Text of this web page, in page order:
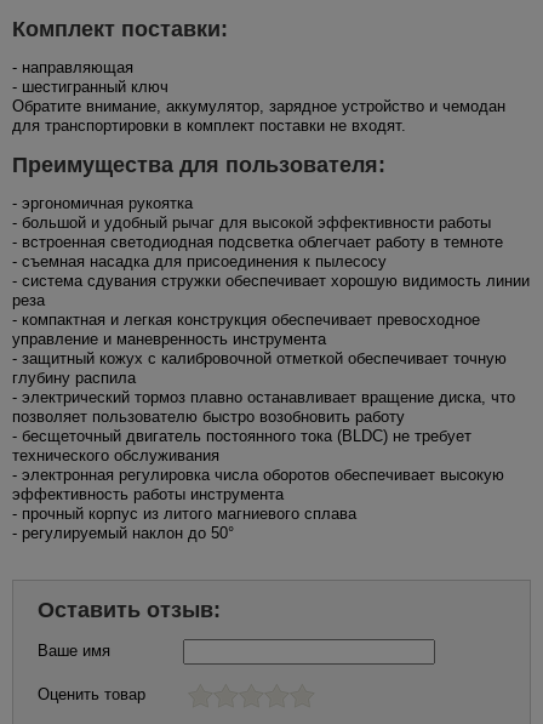
Комплект поставки:
- направляющая
- шестигранный ключ
Обратите внимание, аккумулятор, зарядное устройство и чемодан
для транспортировки в комплект поставки не входят.
Преимущества для пользователя:
- эргономичная рукоятка
- большой и удобный рычаг для высокой эффективности работы
- встроенная светодиодная подсветка облегчает работу в темноте
- съемная насадка для присоединения к пылесосу
- система сдувания стружки обеспечивает хорошую видимость линии
реза
- компактная и легкая конструкция обеспечивает превосходное
управление и маневренность инструмента
- защитный кожух с калибровочной отметкой обеспечивает точную
глубину распила
- электрический тормоз плавно останавливает вращение диска, что
позволяет пользователю быстро возобновить работу
- бесщеточный двигатель постоянного тока (BLDC) не требует
технического обслуживания
- электронная регулировка числа оборотов обеспечивает высокую
эффективность работы инструмента
- прочный корпус из литого магниевого сплава
- регулируемый наклон до 50°
Оставить отзыв:
Ваше имя
Оценить товар